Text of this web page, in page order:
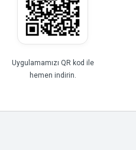
Uygulamamızı QR kod ile
hemen indirin.